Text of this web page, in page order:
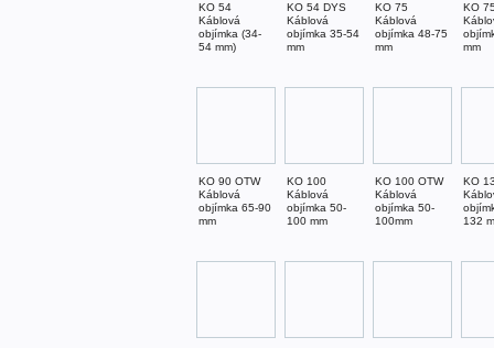
KO 54
Káblová
objímka (34-
54 mm)
KO 54 DYS
Káblová
objímka 35-54
mm
KO 75
Káblová
objímka 48-75
mm
KO
mm
KO 90 OTW
Káblová
objímka 65-90
mm
KO 100
Káblová
objímka 50-
100 mm
KO 100 OTW
Káblová
objímka 50-
100mm
KO
132